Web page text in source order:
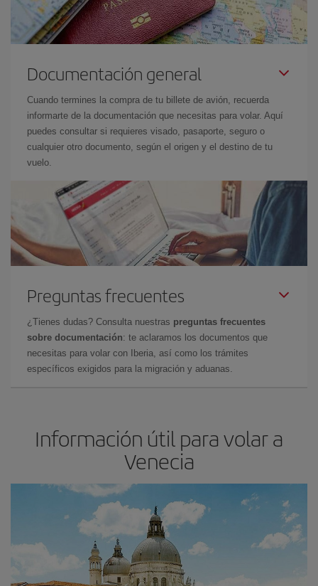
Documentación general
Cuando termines la compra de tu billete de avión, recuerda
informarte de la documentación que necesitas para volar. Aquí
puedes consultar si requieres visado, pasaporte, seguro o
cualquier otro documento, según el origen y el destino de tu
vuelo.
Preguntas frecuentes
¿Tienes dudas? Consulta nuestras preguntas frecuentes
sobre documentación: te aclaramos los documentos que
necesitas para volar con Iberia, así como los trámites
específicos exigidos para la migración y aduanas.
Información útil para volar a
Venecia